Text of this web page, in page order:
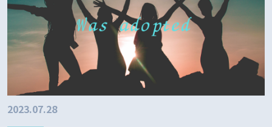
2023.07.28